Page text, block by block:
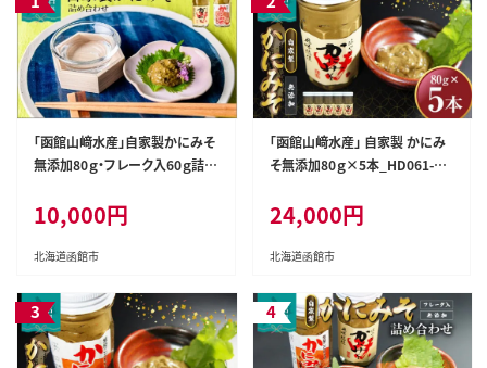
「函館山﨑水産」自家製かにみそ
無添加80ｇ・フレーク入60ｇ詰め
10,000円
北海道函館市
「函館山﨑水産」 自家製 かにみ
そ無添加80ｇ×5本_HD061-01
24,000円
北海道函館市